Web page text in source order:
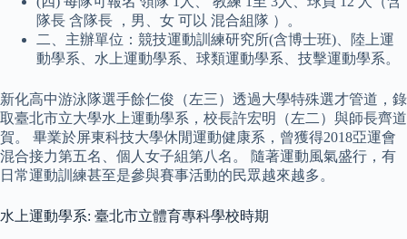
隊長 含隊長 ，男、女 可以 混合組隊 ）。
二、主辦單位：競技運動訓練研究所(含博士班)、陸上運
動學系、水上運動學系、球類運動學系、技擊運動學系。
新化高中游泳隊選手餘仁俊（左三）透過大學特殊選才管道，錄
取臺北市立大學水上運動學系，校長許宏明（左二）與師長齊道
賀。 畢業於屏東科技大學休閒運動健康系，曾獲得2018亞運會
混合接力第五名、個人女子組第八名。 隨著運動風氣盛行，有
日常運動訓練甚至是參與賽事活動的民眾越來越多。
水上運動學系: 臺北市立體育專科學校時期